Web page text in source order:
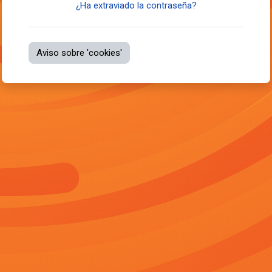
¿Ha extraviado la contraseña?
Aviso sobre 'cookies'